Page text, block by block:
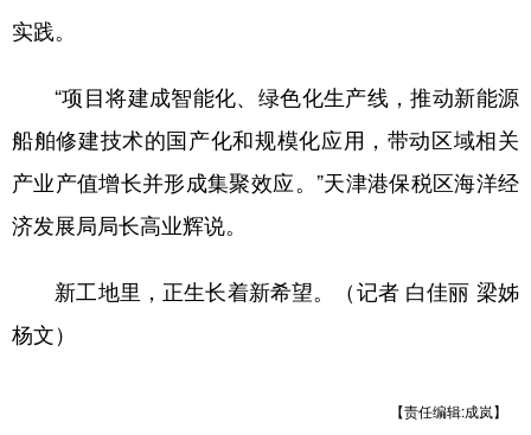
实践。
“项目将建成智能化、绿色化生产线，推动新能源
船舶修建技术的国产化和规模化应用，带动区域相关
产业产值增长并形成集聚效应。”天津港保税区海洋经
济发展局局长高业辉说。
新工地里，正生长着新希望。（记者 白佳丽 梁姊
杨文）
【责任编辑:成岚】